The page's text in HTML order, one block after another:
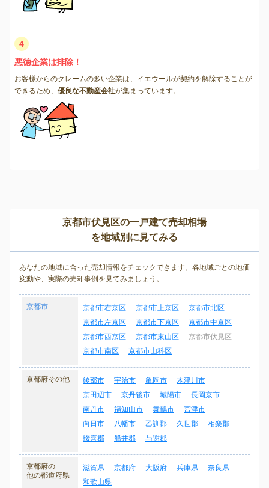
4
悪徳企業は排除！
お客様からのクレームの多い企業は、イエウールが契約を解除することが
できるため、 優良な不動産会社が集まっています。
京都市伏見区の一戸建て売却相場
を地域別に見てみる
あなたの地域に合った売却情報をチェックできます。各地域ごとの地価
変動や、実際の売却事例を見てみましょう。
京都市 京都市右京区 京都市上京区
京都市北区
京都市左京区
京都市下京区
京都市中京区
京都市西京区
京都市東山区
京都市伏見区
京都市南区
京都市山科区
京都府その他 綾部市 宇治市 亀岡市
木津川市
京田辺市
京丹後市 城陽市
長岡京市
南丹市
福知山市 舞鶴市
宮津市
向日市
八幡市 乙訓郡 久世郡
相楽郡
綴喜郡
船井郡 与謝郡
京都府の
他の都道府県
滋賀県 京都府 大阪府 兵庫県
奈良県
和歌山県